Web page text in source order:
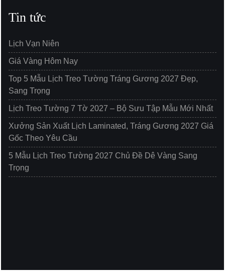
Tin tức
Lịch Vạn Niên
Giá Vàng Hôm Nay
Top 5 Mẫu Lịch Treo Tường Tráng Gương 2027 Đẹp,
Sang Trọng
Lịch Treo Tường 7 Tờ 2027 – Bộ Sưu Tập Mẫu Mới Nhất
Xưởng Sản Xuất Lịch Laminated, Tráng Gương 2027 Giá
Gốc Theo Yêu Cầu
5 Mẫu Lịch Treo Tường 2027 Chủ Đề Dê Vàng Sang
Trọng